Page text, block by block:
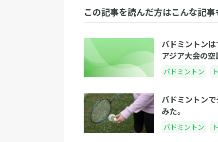
この記事を読んだ方はこんな記
バドミントン
アジア大会の
バドミントン
バドミントン
みた。
バドミントン